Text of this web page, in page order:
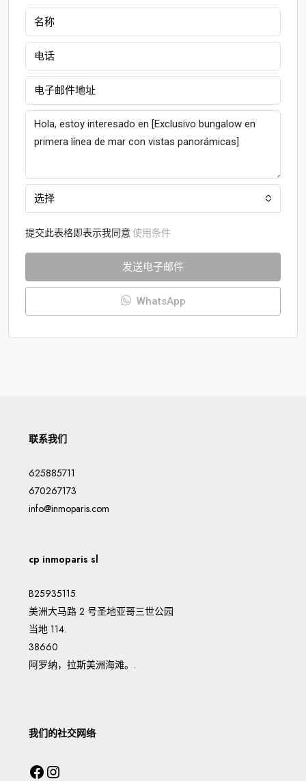
选择
提交此表格即表示我同意 使用条件
发送电子邮件
WhatsApp
联系我们
625885711
670267173
info@inmoparis.com
cp inmoparis sl
B25935115
美洲大马路 2 号圣地亚哥三世公园
当地 114.
38660
阿罗纳，拉斯美洲海滩。.
我们的社交网络